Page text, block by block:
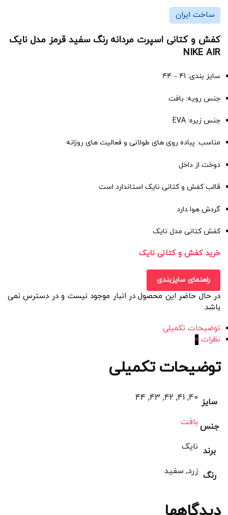
ساخت ایران
کفش و کتانی اسپرت مردانه رنگ سفید قرمز مدل نایک
NIKE AIR
سایز بندی: 41 – 44
جنس رویه: بافت
جنس زیره: EVA
مناسب: پباده روی های طولانی و فعالیت های روزانه
دوخت از داخل
قالب کفش و کتانی نایک استاندارد است
گردش هوا دارد
کفش کتانی مدل نایک
خرید کفش و کتانی نایک
راهنمای سایزبندی
در حال حاضر این محصول در انبار موجود نیست و در دسترس نمی
باشد.
توضیحات تکمیلی
نظرات 0
توضیحات تکمیلی
سایز 40, 41, 42, 43, 44
جنس بافت
برند نایک
رنگ زرد, سفید